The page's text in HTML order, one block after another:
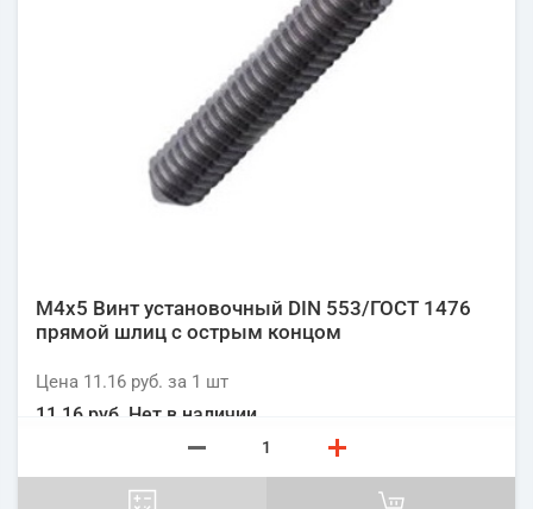
М4х5 Винт установочный DIN 553/ГОСТ 1476
прямой шлиц с острым концом
Цена 11.16 руб. за 1 шт
11.16 руб. Нет в наличии